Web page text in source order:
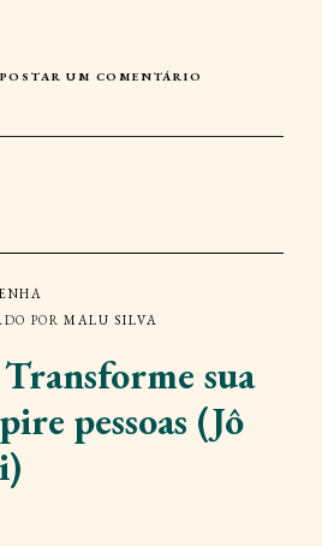
POSTAR UM COMENTÁRIO
PORMALU SILVA
sua
pessoas (Jô